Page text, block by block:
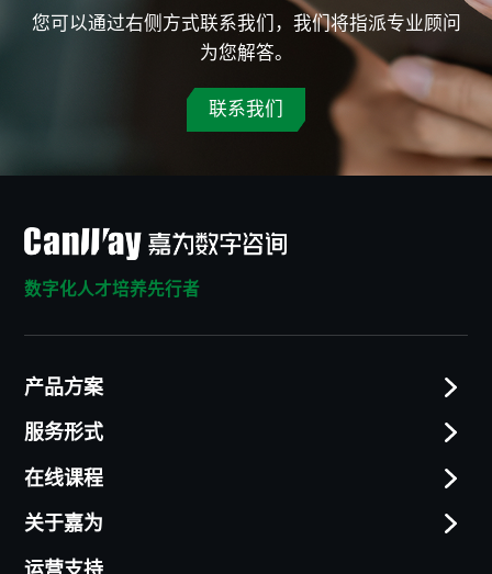
您可以通过右侧方式联系我们，我们将指派专业顾问
为您解答。
联系我们
数字化人才培养先行者
产品方案
服务形式
在线课程
关于嘉为
运营支持